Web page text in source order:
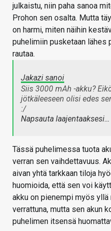
julkaistu, niin paha sanoa
Prohon sen osalta. Mutta
on harmi, miten näihin
puhelimiin pusketaan lähes
rautaa.
Jakazi sanoi
Siis 3000 mAh -akku?
jötkäleeseen olisi edes
:/
Napsauta laajentaaksesi…
Tässä puhelimessa tuota
verran sen vaihdettavuus.
aivan yhtä tarkkaan tiloja
huomioida, että sen voi
akku on pienempi myös
verrattuna, mutta sen akun
puhelimen itsensä